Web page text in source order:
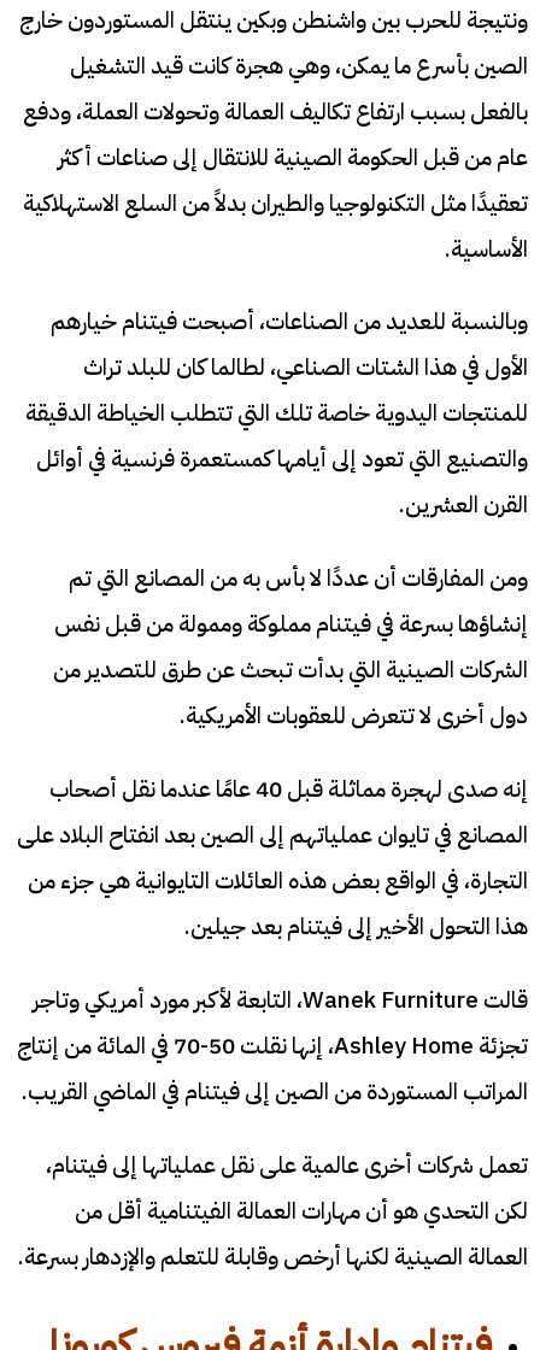
ونتيجة للحرب بين واشنطن وبكين ينتقل المستوردون خارج
الصين بأسرع ما يمكن، وهي هجرة كانت قيد التشغيل
بالفعل بسبب ارتفاع تكاليف العمالة وتحولات العملة، ودفع
عام من قبل الحكومة الصينية للانتقال إلى صناعات أكثر
تعقيدًا مثل التكنولوجيا والطيران بدلاً من السلع الاستهلاكية
الأساسية.
وبالنسبة للعديد من الصناعات، أصبحت فيتنام خيارهم
الأول في هذا الشتات الصناعي، لطالما كان للبلد تراث
للمنتجات اليدوية خاصة تلك التي تتطلب الخياطة الدقيقة
والتصنيع التي تعود إلى أيامها كمستعمرة فرنسية في أوائل
القرن العشرين.
ومن المفارقات أن عددًا لا بأس به من المصانع التي تم
إنشاؤها بسرعة في فيتنام مملوكة وممولة من قبل نفس
الشركات الصينية التي بدأت تبحث عن طرق للتصدير من
دول أخرى لا تتعرض للعقوبات الأمريكية.
إنه صدى لهجرة مماثلة قبل 40 عامًا عندما نقل أصحاب
المصانع في تايوان عملياتهم إلى الصين بعد انفتاح البلاد على
التجارة، في الواقع بعض هذه العائلات التايوانية هي جزء من
هذا التحول الأخير إلى فيتنام بعد جيلين.
قالت Wanek Furniture، التابعة لأكبر مورد أمريكي وتاجر
تجزئة Ashley Home، إنها نقلت 50-70 في المائة من إنتاج
المراتب المستوردة من الصين إلى فيتنام في الماضي القريب.
تعمل شركات أخرى عالمية على نقل عملياتها إلى فيتنام،
لكن التحدي هو أن مهارات العمالة الفيتنامية أقل من
العمالة الصينية لكنها أرخص وقابلة للتعلم والإزدهار بسرعة.